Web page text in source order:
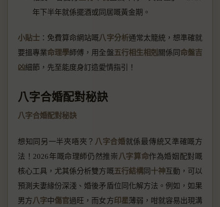
年下半年就係擺酒或同居嘅黃金期。
小貼士 ：免費算命網站嘅八字分析通常太籠統，想準確就
要搵專業命理學師傅，用全盤五行相生相剋關係同 命盤吉
凶細節，先至能度身訂造愛情指引！
八字合婚配對秘訣
八字合婚配對秘訣
想知同另一半夾唔夾？ 八字合婚就係最傳統又準確嘅方
法！2026年嘅命理師仍然推崇 八字算命作為婚姻配對嘅
核心工具，尤其係分析雙方嘅五行結構同十神互動，可以
預測夫妻緣份深淺、婚後矛盾位同化解方法。例如，如果
男方八字中傷官過旺，而女方印星薄弱，咁就容易出現溝